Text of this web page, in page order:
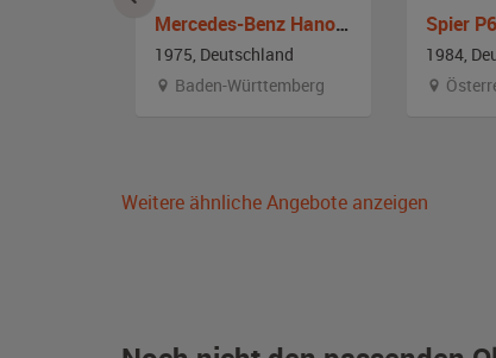
Mercedes-Benz Hanomag-Henschel 307
1975, Deutschland
Baden-Württemberg
Spier
1984,
Weitere ähnliche Angebote anzeigen